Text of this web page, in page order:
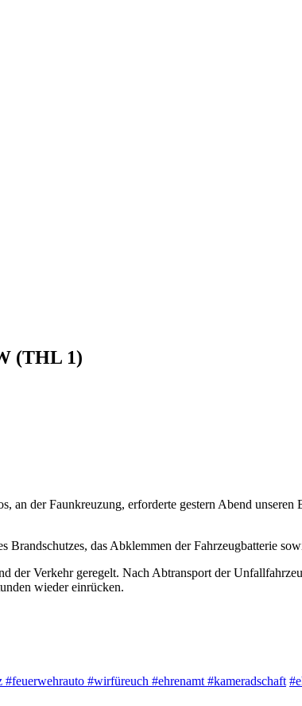
(THL 1)
an der Faunkreuzung, erforderte gestern Abend
Brandschutzes, das Abklemmen der Fahrzeugbatterie
der Verkehr geregelt. Nach Abtransport der
wieder einrücken.
#feuerwehrauto #wirfüreuch #ehrenamt #kameradschaft